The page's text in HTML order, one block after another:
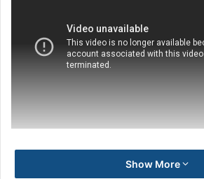
Show More